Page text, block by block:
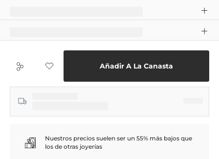
Añadir A La Canasta
Nuestros precios suelen ser un 55% más bajos que
los de otras joyerías